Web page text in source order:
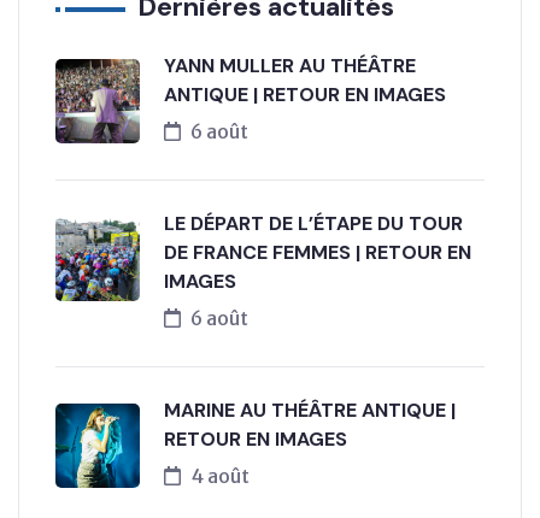
YANN MULLER AU THÉÂTRE
ANTIQUE | RETOUR EN IMAGES
6 août
LE DÉPART DE L’ÉTAPE DU TOUR
DE FRANCE FEMMES | RETOUR EN
IMAGES
6 août
MARINE AU THÉÂTRE ANTIQUE |
RETOUR EN IMAGES
4 août